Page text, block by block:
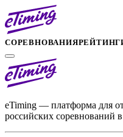
СОРЕВНОВАНИЯ
eTiming — платформа для
российских соревнований